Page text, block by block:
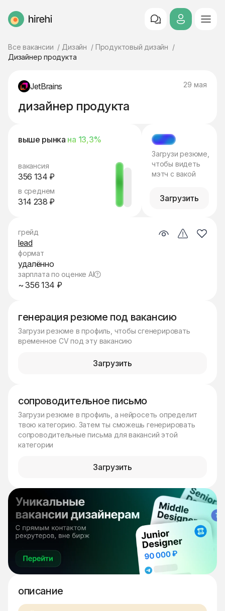
HireHi
Все вакансии Дизайн
Продуктовый дизайн
Дизайнер продукта
JetBrains 29 мая
дизайнер продукта
выше рынка на 13,3%
вакансия
356 134 ₽
в среднем
314 238 ₽
МЭТЧ
Загрузи резюме,
чтобы видеть
мэтч с вакой
Загрузить
генерация резюме под вакансию
Загрузи резюме в профиль, чтобы сгенерировать
временное CV под эту вакансию
Загрузить
сопроводительное письмо
Загрузи резюме в профиль, а нейросеть определит
твою категорию. Затем ты сможешь генерировать
сопроводительные письма для вакансий этой
категории
Загрузить
описание
грейд
lead
формат
удалённо
зарплата по оценке AI
~ 356 134 ₽